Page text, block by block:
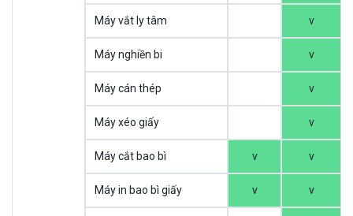
Máy vắt ly tâm v
Máy nghiền bi v
Máy cán thép v
Máy xéo giấy v
Máy cắt bao bì v v
Máy in bao bì giấy v v